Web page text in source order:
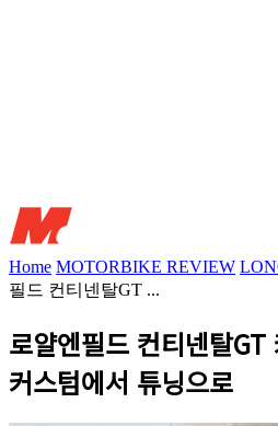
Home MOTORBIKE REVIEW
필드 컨티넨탈GT ...
로얄엔필드 컨티넨탈
커스텀에서 튜닝으로